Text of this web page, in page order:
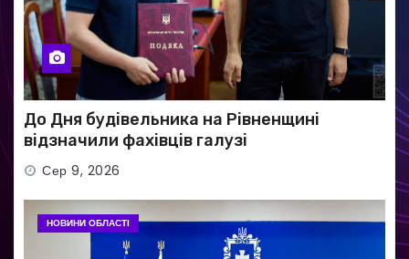
До Дня будівельника на Рівненщині
відзначили фахівців галузі
Сер 9, 2026
НОВИНИ ОБЛАСТІ